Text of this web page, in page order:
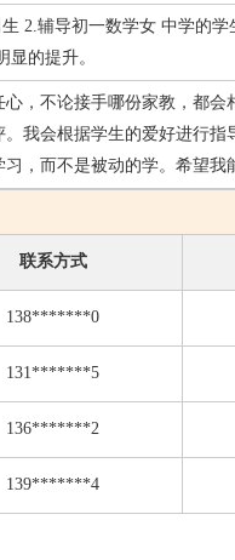
2.辅导初一数学女 中学的
显的提升。
，不论接手哪份家教，都会
我会根据学生的爱好进行
，而不是被动的学。希望我
联系方式
138*******0
131*******5
136*******2
139*******4